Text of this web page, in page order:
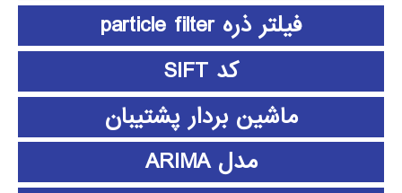
فیلتر ذره particle filter
کد SIFT
ماشین بردار پشتیبان
مدل ARIMA